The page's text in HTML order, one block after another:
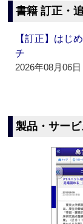
書籍 訂正・
【訂正】はじ
チ
2026年08月06日
製品・サー